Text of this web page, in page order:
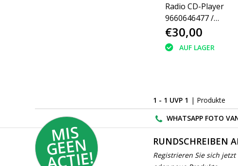
Radio CD-Player
9660646477 /
96606464XT Peugeot
307 Blaupunkt
€30,00
AUF LAGER
1 - 1 UVP 1 | Produkte
WHATSAPP FOTO
MI
S
G
E
E
N
A
C
TI
E!
RUNDSCHREIBEN
Registrieren Sie sich